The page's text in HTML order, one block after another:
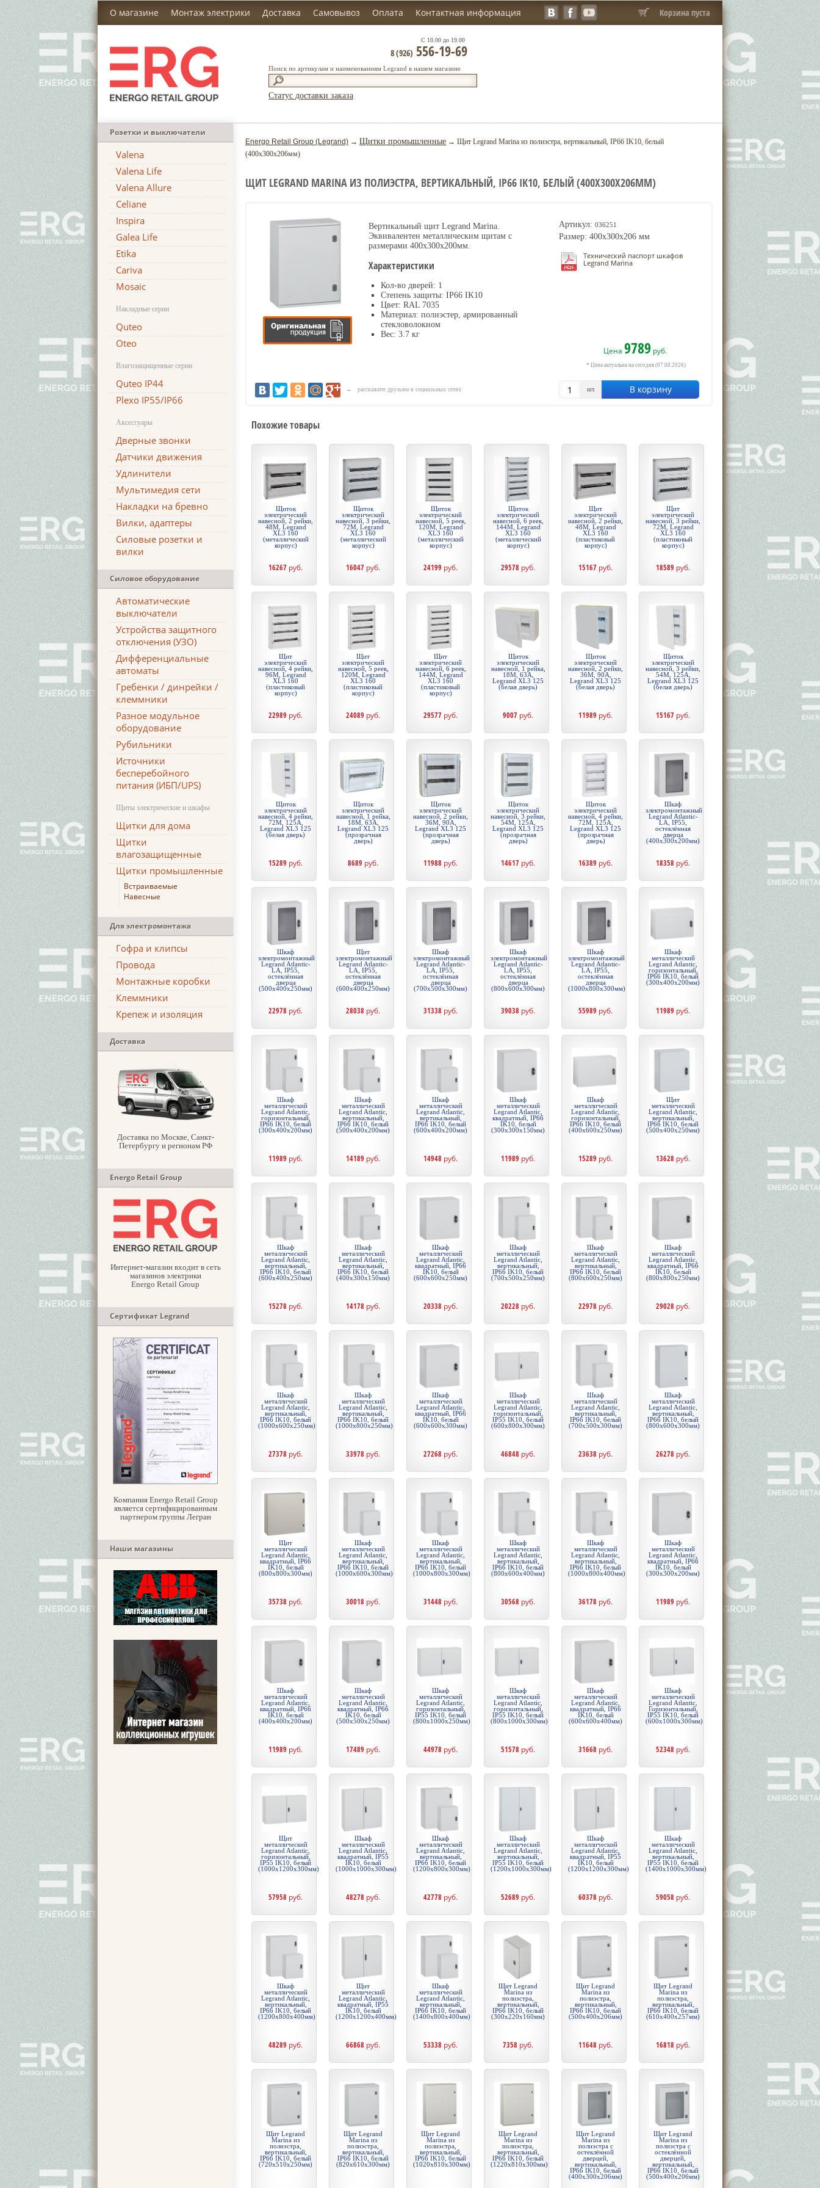
О магазине Монтаж электрики Доставка Самовывоз Оплата Контактная информация Корзина пуста
Поиск по артикулам и наименованиям Legrand в нашем магазине
С 10.00 до 19.00
8 (926) 556-19-69
Статус доставки заказа
Розетки и выключатели
Valena
Valena Life
Valena Allure
Celiane
Inspira
Galea Life
Etika
Cariva
Mosaic
Накладные серии
Quteo
Oteo
Влагозащищенные серии
Quteo IP44
Plexo IP55/IP66
Аксессуары
Дверные звонки
Датчики движения
Удлинители
Мультимедия сети
Накладки на бревно
Вилки, адаптеры
Силовые розетки и
вилки
Силовое оборудование
Автоматические
выключатели
Устройства защитного
отключения (УЗО)
Дифференциальные
автоматы
Гребенки / динрейки /
клеммники
Разное модульное
оборудование
Рубильники
Источники
бесперебойного
питания (ИБП/UPS)
Щиты электрические и шкафы
Щитки для дома
Щитки
влагозащищенные
Щитки промышленные
Встраиваемые
Навесные
Для электромонтажа
Гофра и клипсы
Провода
Монтажные коробки
Клеммники
Крепеж и изоляция
Доставка
Доставка по Москве, Санкт-
Петербургу и регионам РФ
Energo Retail Group
Интернет-магазин входит в сеть
магазинов электрики
Energo Retail Group
Сертификат Legrand
Компания Energo Retail Group
является сертифицированным
партнером группы Легран
Наши магазины
Energo Retail Group (Legrand) → Щитки промышленные → Щит Legrand Marina из полиэстра, вертикальный, IP66 IK10, белый
(400x300x206мм)
ЩИТ LEGRAND MARINA ИЗ ПОЛИЭСТРА, ВЕРТИКАЛЬНЫЙ, IP66 IK10, БЕЛЫЙ (400X300X206ММ)
Артикул: 036251
Размер: 400x300x206 мм
Технический паспорт шкафов
Legrand Marina
Цена 9789 руб.
* Цена актуальна на сегодня (07.08.2026)
шт. В корзину
Вертикальный щит Legrand Marina.
Эквивалентен металлическим щитам с
размерами 400x300x200мм.
Характеристики
Кол-во дверей: 1
Степень защиты: IP66 IK10
Цвет: RAL 7035
Материал: полиэстер, армированный
стекловолокном
Вес: 3.7 кг
← расскажите друзьям в социальных сетях
Похожие товары
Щиток
электрический
навесной, 2 рейки,
48М, Legrand
XL3 160
(металлический
корпус)
16267 руб.
Щиток
электрический
навесной, 3 рейки,
72М, Legrand
XL3 160
(металлический
корпус)
16047 руб.
Щиток
электрический
навесной, 5 реек,
120М, Legrand
XL3 160
(металлический
корпус)
24199 руб.
Щиток
электрический
навесной, 6 реек,
144М, Legrand
XL3 160
(металлический
корпус)
29578 руб.
Щит
электрический
навесной, 2 рейки,
48М, Legrand
XL3 160
(пластиковый
корпус)
15167 руб.
Щит
электрический
навесной, 3 рейки,
72М, Legrand
XL3 160
(пластиковый
корпус)
18589 руб.
Щит
электрический
навесной, 4 рейки,
96М, Legrand
XL3 160
(пластиковый
корпус)
22989 руб.
Щит
электрический
навесной, 5 реек,
120М, Legrand
XL3 160
(пластиковый
корпус)
24089 руб.
Щит
электрический
навесной, 6 реек,
144М, Legrand
XL3 160
(пластиковый
корпус)
29577 руб.
Щиток
электрический
навесной, 1 рейка,
18М, 63А,
Legrand XL3 125
(белая дверь)
9007 руб.
Щиток
электрический
навесной, 2 рейки,
36М, 90А,
Legrand XL3 125
(белая дверь)
11989 руб.
Щиток
электрический
навесной, 3 рейки,
54М, 125А,
Legrand XL3 125
(белая дверь)
15167 руб.
Щиток
электрический
навесной, 4 рейки,
72М, 125А,
Legrand XL3 125
(белая дверь)
15289 руб.
Щиток
электрический
навесной, 1 рейка,
18М, 63А,
Legrand XL3 125
(прозрачная
дверь)
8689 руб.
Щиток
электрический
навесной, 2 рейки,
36М, 90А,
Legrand XL3 125
(прозрачная
дверь)
11988 руб.
Щиток
электрический
навесной, 3 рейки,
54М, 125А,
Legrand XL3 125
(прозрачная
дверь)
14617 руб.
Щиток
электрический
навесной, 4 рейки,
72М, 125А,
Legrand XL3 125
(прозрачная
дверь)
16389 руб.
Шкаф
электромонтажный
Legrand Atlantic-
LA, IP55,
остеклённая
дверца
(400х300х200мм)
18358 руб.
Шкаф
электромонтажный
Legrand Atlantic-
LA, IP55,
остеклённая
дверца
(500х400х250мм)
22978 руб.
Щит
электромонтажный
Legrand Atlantic-
LA, IP55,
остеклённая
дверца
(600х400х250мм)
28038 руб.
Шкаф
электромонтажный
Legrand Atlantic-
LA, IP55,
остеклённая
дверца
(700х500х300мм)
31338 руб.
Шкаф
электромонтажный
Legrand Atlantic-
LA, IP55,
остеклённая
дверца
(800х600х300мм)
39038 руб.
Шкаф
электромонтажный
Legrand Atlantic-
LA, IP55,
остеклённая
дверца
(1000х800х300мм)
55989 руб.
Шкаф
металлический
Legrand Atlantic,
горизонтальный,
IP66 IK10, белый
(300x400x200мм)
11989 руб.
Шкаф
металлический
Legrand Atlantic,
горизонтальный,
IP66 IK10, белый
(300x400x200мм)
11989 руб.
Шкаф
металлический
Legrand Atlantic,
вертикальный,
IP66 IK10, белый
(500x400x200мм)
14189 руб.
Шкаф
металлический
Legrand Atlantic,
вертикальный,
IP66 IK10, белый
(600x400x200мм)
14948 руб.
Шкаф
металлический
Legrand Atlantic,
квадратный, IP66
IK10, белый
(300x300x150мм)
11989 руб.
Шкаф
металлический
Legrand Atlantic,
горизонтальный,
IP66 IK10, белый
(400x600x250мм)
15289 руб.
Щит
металлический
Legrand Atlantic,
вертикальный,
IP66 IK10, белый
(500x400x250мм)
13628 руб.
Шкаф
металлический
Legrand Atlantic,
вертикальный,
IP66 IK10, белый
(600x400x250мм)
15278 руб.
Шкаф
металлический
Legrand Atlantic,
вертикальный,
IP66 IK10, белый
(400x300x150мм)
14178 руб.
Шкаф
металлический
Legrand Atlantic,
квадратный, IP66
IK10, белый
(600x600x250мм)
20338 руб.
Шкаф
металлический
Legrand Atlantic,
вертикальный,
IP66 IK10, белый
(700x500x250мм)
20228 руб.
Шкаф
металлический
Legrand Atlantic,
вертикальный,
IP66 IK10, белый
(800x600x250мм)
22978 руб.
Шкаф
металлический
Legrand Atlantic,
квадратный, IP66
IK10, белый
(800x800x250мм)
29028 руб.
Шкаф
металлический
Legrand Atlantic,
вертикальный,
IP66 IK10, белый
(1000x600x250мм)
27378 руб.
Шкаф
металлический
Legrand Atlantic,
вертикальный,
IP66 IK10, белый
(1000x800x250мм)
33978 руб.
Шкаф
металлический
Legrand Atlantic,
квадратный, IP66
IK10, белый
(600x600x300мм)
27268 руб.
Шкаф
металлический
Legrand Atlantic,
горизонтальный,
IP55 IK10, белый
(600x800x300мм)
46848 руб.
Шкаф
металлический
Legrand Atlantic,
вертикальный,
IP66 IK10, белый
(700x500x300мм)
23638 руб.
Шкаф
металлический
Legrand Atlantic,
вертикальный,
IP66 IK10, белый
(800x600x300мм)
26278 руб.
Щит
металлический
Legrand Atlantic,
квадратный, IP66
IK10, белый
(800x800x300мм)
35738 руб.
Шкаф
металлический
Legrand Atlantic,
вертикальный,
IP66 IK10, белый
(1000x600x300мм)
30018 руб.
Шкаф
металлический
Legrand Atlantic,
вертикальный,
IP66 IK10, белый
(1000x800x300мм)
31448 руб.
Шкаф
металлический
Legrand Atlantic,
вертикальный,
IP66 IK10, белый
(800x600x400мм)
30568 руб.
Шкаф
металлический
Legrand Atlantic,
вертикальный,
IP66 IK10, белый
(1000x800x400мм)
36178 руб.
Шкаф
металлический
Legrand Atlantic,
квадратный, IP66
IK10, белый
(300x300x200мм)
11989 руб.
Шкаф
металлический
Legrand Atlantic,
квадратный, IP66
IK10, белый
(400x400x200мм)
11989 руб.
Шкаф
металлический
Legrand Atlantic,
квадратный, IP66
IK10, белый
(500x500x250мм)
17489 руб.
Шкаф
металлический
Legrand Atlantic,
горизонтальный,
IP55 IK10, белый
(800x1000x250мм)
44978 руб.
Шкаф
металлический
Legrand Atlantic,
горизонтальный,
IP55 IK10, белый
(800x1000x300мм)
51578 руб.
Шкаф
металлический
Legrand Atlantic,
квадратный, IP66
IK10, белый
(600x600x400мм)
31668 руб.
Шкаф
металлический
Legrand Atlantic,
Горизонтальный,
IP55 IK10, белый
(600x1000x300мм)
52348 руб.
Щит
металлический
Legrand Atlantic,
горизонтальный,
IP55 IK10, белый
(1000x1200x300мм)
57958 руб.
Шкаф
металлический
Legrand Atlantic,
квадратный, IP55
IK10, белый
(1000x1000x300мм)
48278 руб.
Шкаф
металлический
Legrand Atlantic,
вертикальный,
IP66 IK10, белый
(1200x800x300мм)
42778 руб.
Шкаф
металлический
Legrand Atlantic,
вертикальный,
IP55 IK10, белый
(1200x1000x300мм)
52689 руб.
Шкаф
металлический
Legrand Atlantic,
квадратный, IP55
IK10, белый
(1200x1200x300мм)
60378 руб.
Шкаф
металлический
Legrand Atlantic,
вертикальный,
IP55 IK10, белый
(1400x1000x300мм)
59058 руб.
Шкаф
металлический
Legrand Atlantic,
вертикальный,
IP66 IK10, белый
(1200x800x400мм)
48289 руб.
Щит
металлический
Legrand Atlantic,
квадратный, IP55
IK10, белый
(1200x1200x400мм)
66868 руб.
Шкаф
металлический
Legrand Atlantic,
вертикальный,
IP66 IK10, белый
(1400x800x400мм)
53338 руб.
Щит Legrand
Marina из
полиэстра,
вертикальный,
IP66 IK10, белый
(300x220x160мм)
7358 руб.
Щит Legrand
Marina из
полиэстра,
вертикальный,
IP66 IK10, белый
(500x400x206мм)
11648 руб.
Щит Legrand
Marina из
полиэстра,
вертикальный,
IP66 IK10, белый
(610x400x257мм)
16818 руб.
Щит Legrand
Marina из
полиэстра,
вертикальный,
IP66 IK10, белый
(720x510x250мм)
Щит Legrand
Marina из
полиэстра,
вертикальный,
IP66 IK10, белый
(820x610x300мм)
Щит Legrand
Marina из
полиэстра,
вертикальный,
IP66 IK10, белый
(1020x810x300мм)
Щит Legrand
Marina из
полиэстра,
вертикальный,
IP66 IK10, белый
(1220x810x300мм)
Щит Legrand
Marina из
полиэстра с
остеклённой
дверцей,
вертикальный,
IP66 IK10, белый
(400x300x206мм)
Щит Legrand
Marina из
полиэстра с
остеклённой
дверцей,
вертикальный,
IP66 IK10, белый
(500x400x206мм)